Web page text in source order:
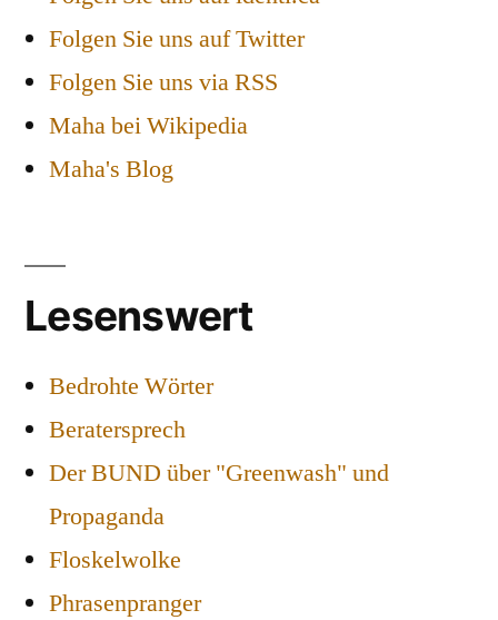
Folgen Sie uns auf Twitter
Folgen Sie uns via RSS
Maha bei Wikipedia
Maha's Blog
Lesenswert
Bedrohte Wörter
Beratersprech
Der BUND über "Greenwash" und
Propaganda
Floskelwolke
Phrasenpranger